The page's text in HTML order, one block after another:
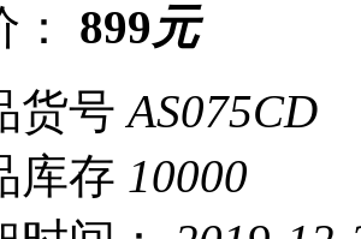
899元
货号 AS075CD
库存 10000